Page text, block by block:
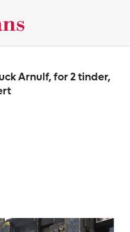
Arnulf, for 2 tinder,